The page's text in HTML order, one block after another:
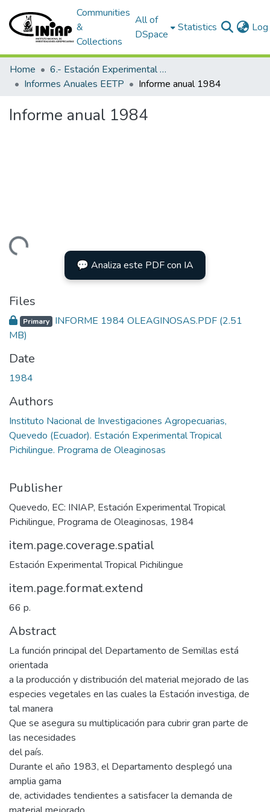
Communities
&
Collections
All of
DSpace
Statistics
Home
6.- Estación Experimental Tropical Pichilingue
Informes Anuales EETP
Informe anual 1984
Informe anual 1984
Loading... 💬 Analiza este PDF con IA
Files
Primary INFORME 1984 OLEAGINOSAS.PDF (2.51
MB)
Date
1984
Authors
Instituto Nacional de Investigaciones Agropecuarias,
Quevedo (Ecuador). Estación Experimental Tropical
Pichilingue. Programa de Oleaginosas
Publisher
Quevedo, EC: INIAP, Estación Experimental Tropical
Pichilingue, Programa de Oleaginosas, 1984
item.page.coverage.spatial
Estación Experimental Tropical Pichilingue
item.page.format.extend
66 p.
Abstract
La función principal del Departamento de Semillas está
orientada
a la producción y distribución del material mejorado de las
especies vegetales en las cuales la Estación investiga, de
tal manera
Que se asegura su multiplicación para cubrir gran parte de
las necesidades
del país.
Durante el año 1983, el Departamento desplegó una
amplia gama
de, actividades tendientes a satisfacer la demanda de